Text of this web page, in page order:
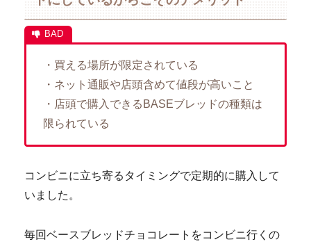
・買える場所が限定されている
・ネット通販や店頭含めて値段が高いこと
・店頭で購入できるBASEブレッドの種類は
限られている
コンビニに立ち寄るタイミングで定期的に購入して
いました。
毎回ベースブレッドチョコレートをコンビニ行くの